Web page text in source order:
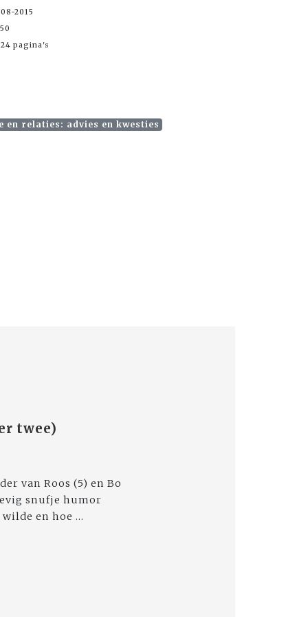
2015
pagina's
en relaties: advies en kwesties
twee)
van Roos (5) en Bo
snufje humor
en hoe ...